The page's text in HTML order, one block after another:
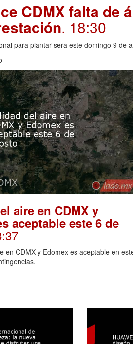
CDMX falta de
. 18:30
para plantar será este domingo 9 de
aire en CDMX y
aceptable este 6 de
en CDMX y Edomex es aceptable en